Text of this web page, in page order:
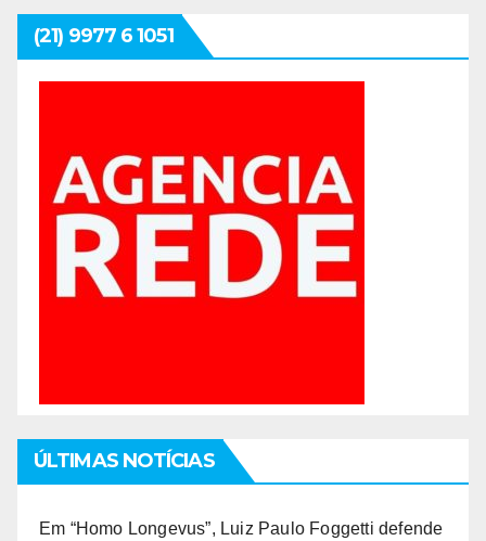
(21) 9977 6 1051
ÚLTIMAS NOTÍCIAS
Em “Homo Longevus”, Luiz Paulo Foggetti defende